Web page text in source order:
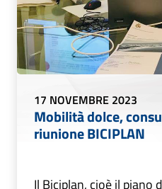
17 NOVEMBRE 2023
Mobilità dolce,
riunione BICIPLAN
Il Biciplan, cioè il piano